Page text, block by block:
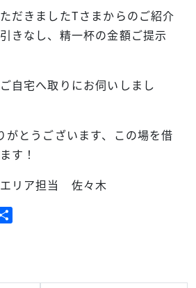
だきましたTさまからのご紹介
きなし、精一杯の金額ご提示
自宅へ取りにお伺いしまし
がとうございます、この場を借
す！
リア担当 佐々木